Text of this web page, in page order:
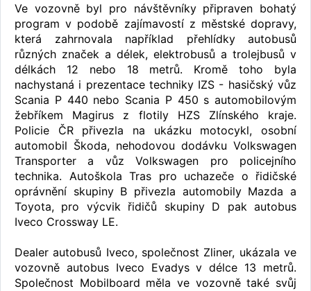
Ve vozovně byl pro návštěvníky připraven bohatý
program v podobě zajímavostí z městské dopravy,
která zahrnovala například přehlídky autobusů
různých značek a délek, elektrobusů a trolejbusů v
délkách 12 nebo 18 metrů. Kromě toho byla
nachystaná i prezentace techniky IZS - hasičský vůz
Scania P 440 nebo Scania P 450 s automobilovým
žebříkem Magirus z flotily HZS Zlínského kraje.
Policie ČR přivezla na ukázku motocykl, osobní
automobil Škoda, nehodovou dodávku Volkswagen
Transporter a vůz Volkswagen pro policejního
technika. Autoškola Tras pro uchazeče o řidičské
oprávnění skupiny B přivezla automobily Mazda a
Toyota, pro výcvik řidičů skupiny D pak autobus
Iveco Crossway LE.
Dealer autobusů Iveco, společnost Zliner, ukázala ve
vozovně autobus Iveco Evadys v délce 13 metrů.
Společnost Mobilboard měla ve vozovně také svůj